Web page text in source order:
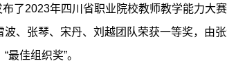
了2023年四川省职业院校教师教学能力大
、张琴、宋丹、刘越团队荣获一等奖，由
佳组织奖”。